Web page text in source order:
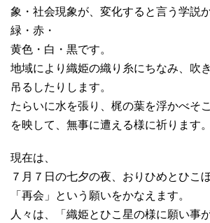
象・社会現象が、変化すると言う学説
緑・赤・
黄色・白・黒です。
地域により織姫の織り糸にちなみ、吹
吊るしたりします。
たらいに水を張り、梶の葉を浮かべそ
を映して、無事に遭える様に祈ります。
現在は、
７月７日の七夕の夜、おりひめとひこ
「再会」という願いをかなえます。
人々は、「織姫とひこ星の様に願い事